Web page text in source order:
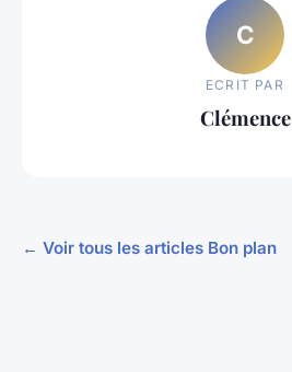
C
ECRIT PAR
Clémence
← Voir tous les articles Bon plan